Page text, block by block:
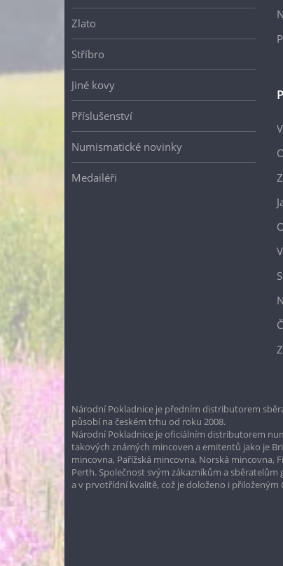
Zlato
Stříbro
Jiné kovy
Příslušenství
Numismatické novinky
Medailéři
Národní Pokladnice je předním distributorem
působí na českém trhu od roku 2008.
Národní Pokladnice je oficiálním distributorem
takových známých mincoven a emitentů jako je
mincovna, Pařížská mincovna, Norská mincovna,
Perth. Společnost svým zákazníkům a
a v prvotřídní kvalitě, což je doloženo i